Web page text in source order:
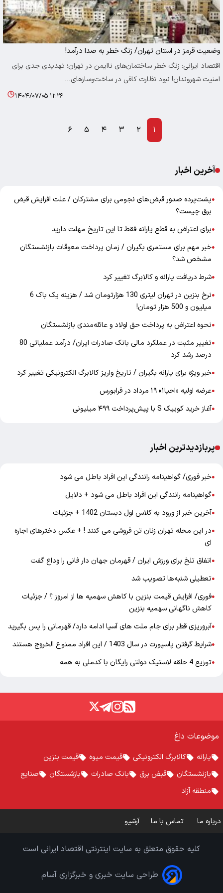
وضعیت قرمز در استان تهران/ زنگ خطر به صدا درآمد!
اقتصاد ایرانی: زنگ خطر ساختمان‌های ناایمن در تهران؛ تهدیدی جدی برای
امنیت شهروندان! نبود نظارت کافی در ساخت‌وسازهای…
۱۴۰۴/۰۷/۰۵ ۱۲:۲۶
۱ ۲ ۳ ۴ ۵ ۶
آخرین اخبار
●پشت‌پرده صدور قبض‌های نجومی برای مشترکان / علت افزایش قبض
برق چیست؟
●برای اعتراض به قطع یارانه فقط تا این تاریخ مهلت دارید
●خبر مهم برای مستمری بگیران / زمان پرداخت معوقات بازنشستگان
مشخص شد؟
●شرط دریافت یارانه و کالابرگ تغییر کرد
●
نرخ بنزین در تهران لیتری 130 هزارتومان شد / هزینه یک باک 6
میلیون و 500 هزار تومان!
●نحوه اعتراض به پرداخت حق اولاد و عائله‌مندی بازنشستگان
●
تغییر مثبت در عملکرد مالی بانک صادرات ایران/ درآمد عملیاتی 80
درصد رشد کرد
●خبر ویژه برای یارانه بگیران / تاریخ واریز کالابرگ الکترونیکی تغییر کرد
●عرضه اولیه «احیا۱» ۱۹ مرداد در فرابورس
●آغاز خرید کوییک S با پیش‌پرداخت ۴۹۹ میلیونی
پربازدیدترین اخبار
●خبر فوری/ گواهینامه رانندگی این افراد باطل می شود
●گواهینامه رانندگی این افراد باطل می شود + دلایل
●آخرین خبر از ورود به کلاس اول دبستان 1402 + جزئیات
●در این محله تهران زنان تن فروشی می کنند ! + عکس دخترهای اجاره
ای
●اتفاق تلخ برای ورزش ایران / قهرمان جهان دار فانی را وداع گفت
●تعطیلی شنبه‌ها تصویب شد
●فوری/ افزایش قیمت بنزین با کاهش سهمیه ها از امروز ؟ / جزئیات
کاهش ناگهانی سهمیه بنزین
●آبروریزی قطر برای جام ملت های آسیا ادامه دارد/ قهرمانی را پس بگیرید
●شرایط گرفتن پاسپورت در سال 1403 / این افراد ممنوع الخروج هستند
●توزیع 4 حلقه لاستیک دولتی رایگان با کدملی به همه
موضوعات داغ
یارانه کالابرگ الکترونیکی قیمت میوه
قیمت بنزین
بازنشستگان
قبض برق بانک صادرات بازشستگان
صنایع
منطقه آزاد
درباره ما تماس با ما آرشیو
کلیه حقوق متعلق به سایت اینترنتی اقتصاد ایرانی است
طراحی سایت خبری و خبرگزاری آسام